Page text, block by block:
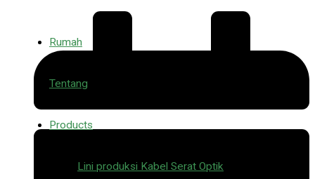
Rumah
Tentang
Products
Lini produksi Kabel Serat Optik